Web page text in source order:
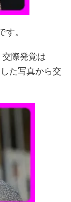
。
際発覚は
た写真から交